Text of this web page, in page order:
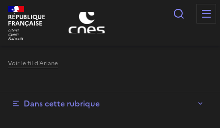
Panneau de gestion des cookies
RÉPUBLIQUE
FRANÇAISE
Voir le fil d'Ariane
Dans cette rubrique